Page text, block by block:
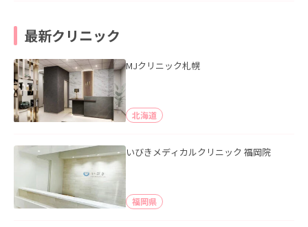
最新クリニック
MJクリニック札幌
北海道
いびきメディカルクリニック 福岡院
福岡県